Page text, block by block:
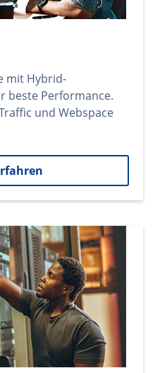
mit Hybrid-
beste Performance.
und Webspace